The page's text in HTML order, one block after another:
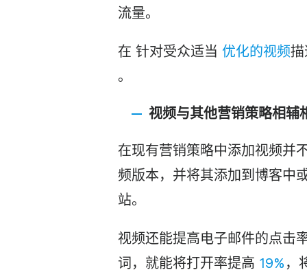
流量。
在 针对受众适当 优化的视频
。
视频与其他营销策略相辅
在现有营销策略中添加视频并
频版本，并将其添加到博客中
站。
视频还能提高电子邮件的点击
词，就能将打开率提高 19% ，